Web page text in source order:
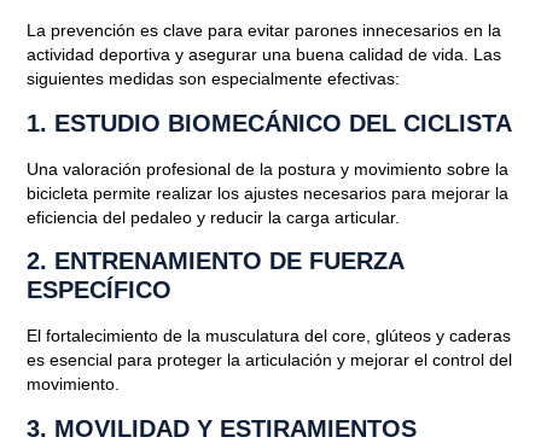
La prevención es clave para evitar parones innecesarios en la
actividad deportiva y asegurar una buena calidad de vida. Las
siguientes medidas son especialmente efectivas:
1. ESTUDIO BIOMECÁNICO DEL CICLISTA
Una valoración profesional de la postura y movimiento sobre la
bicicleta permite realizar los ajustes necesarios para mejorar la
eficiencia del pedaleo y reducir la carga articular.
2. ENTRENAMIENTO DE FUERZA
ESPECÍFICO
El fortalecimiento de la musculatura del core, glúteos y caderas
es esencial para proteger la articulación y mejorar el control del
movimiento.
3. MOVILIDAD Y ESTIRAMIENTOS